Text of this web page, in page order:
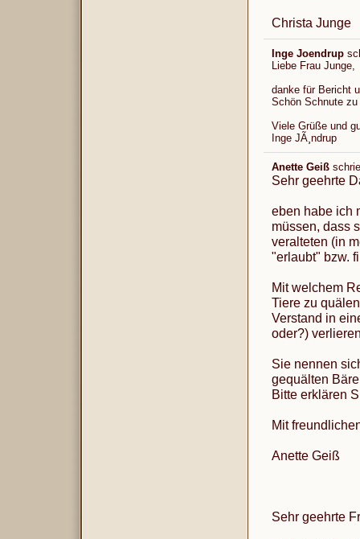
Christa Junge
Inge Joendrup
Liebe Frau Junge,
danke für Bericht
Schön Schnute zu
Viele Grüße und
Inge JÃ¸ndrup
Anette Geiß
Sehr geehrte
eben habe ich
müssen, dass
veralteten (in
"erlaubt" bzw.
Mit welchem
Tiere zu
Verstand in
oder?)
Sie nennen
gequälten
Bitte erklären
Mit
Anette Geiß
Sehr geehrte